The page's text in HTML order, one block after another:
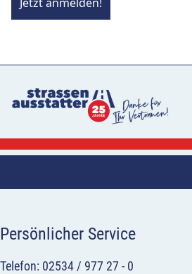
Persönlicher Service
Telefon: 02534 / 977 27 - 0